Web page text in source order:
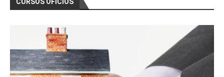
CURSOS OFICIOS